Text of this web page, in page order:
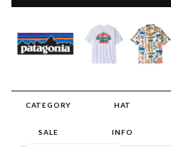
CATEGORY HAT
SALE INFO